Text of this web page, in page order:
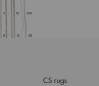
CS rugs